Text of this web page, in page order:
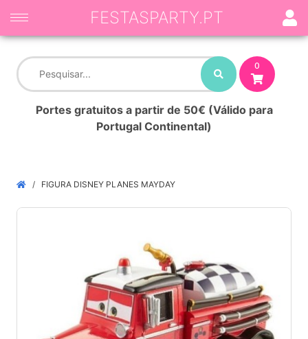
0
Portes gratuitos a partir de 50€ (Válido para
Portugal Continental)
FESTASPARTY.PT
FIGURA DISNEY PLANES MAYDAY